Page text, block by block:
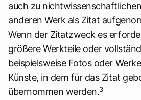
auch zu
anderen Werk als Zitat
Wenn der Zitatzweck es
größere Werkteile oder
beispielsweise Fotos oder
Künste, in dem für das Zitat
übernommen werden.3